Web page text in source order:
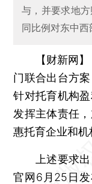
与，并要求地
同比例对东中
【财新网
门联合出台方
针对托育机构
发挥主体责任
惠托育企业和机
上述要求出
官网6月25日发